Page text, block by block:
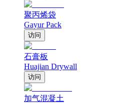
聚丙烯袋
Gayur Pack
访问
石膏板
Huajian Drywall
访问
加气混凝土